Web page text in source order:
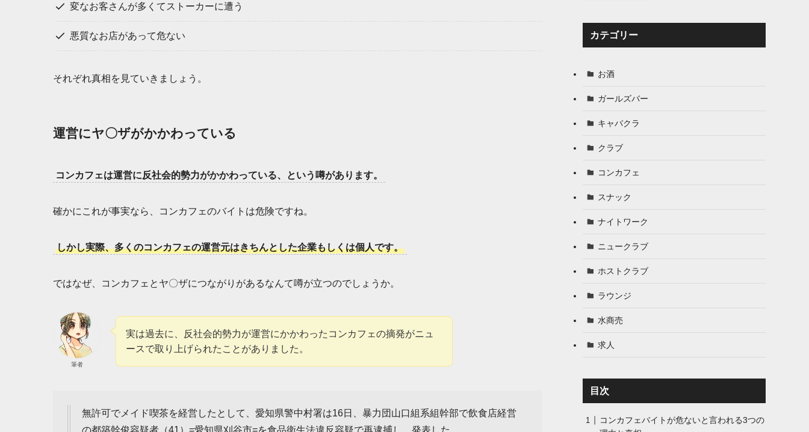
変なお客さんが多くてストーカーに遭う
悪質なお店があって危ない
それぞれ真相を見ていきましょう。
運営にヤ〇ザがかかわっている
コンカフェは運営に反社会的勢力がかかわっている、という噂があります。
確かにこれが事実なら、コンカフェのバイトは危険ですね。
しかし実際、多くのコンカフェの運営元はきちんとした企業もしくは個人です。
ではなぜ、コンカフェとヤ〇ザにつながりがあるなんて噂が立つのでしょうか。
筆者
実は過去に、反社会的勢力が運営にかかわったコンカフェの摘発がニュ
ースで取り上げられたことがありました。
無許可でメイド喫茶を経営したとして、愛知県警中村署は16日、暴力団山口組系組幹部で飲食店経営
の都築幹俊容疑者（41）=愛知県刈谷市=を食品衛生法違反容疑で再逮捕し、発表した。
カテゴリー
お酒
ガールズバー
キャバクラ
クラブ
コンカフェ
スナック
ナイトワーク
ニュークラブ
ホストクラブ
ラウンジ
水商売
求人
目次
コンカフェバイトが危ないと言われる3つの